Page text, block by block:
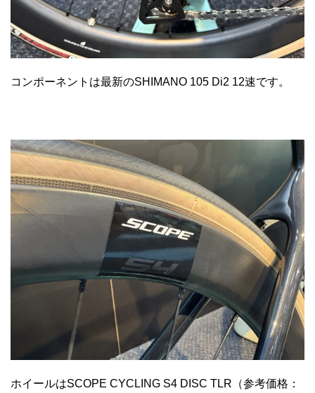
コンポーネントは最新のSHIMANO 105 Di2 12速です。
ホイールはSCOPE CYCLING S4 DISC TLR（参考価格：